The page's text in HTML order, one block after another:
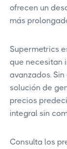
ofrecen un
más
Supermetrics
que necesitan
avanzados.
solución de
precios
integral sin
Consulta los